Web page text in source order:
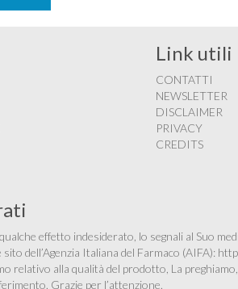
Link utili
CONTATTI
NEWSLETTER
DISCLAIMER
PRIVACY
CREDITS
effetto indesiderato, lo segnali al Suo
dell’Agenzia Italiana del Farmaco (AIFA):
relativo alla qualità del prodotto, La
Grazie per l’attenzione.